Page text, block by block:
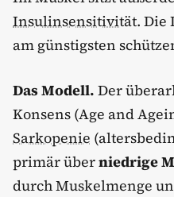
Insulinsensitivität. Die
am günstigsten
Das Modell. Der
Konsens (Age and
Sarkopenie
primär überniedrige
durch Muskelmenge